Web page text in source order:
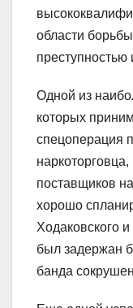
области
Одной из
которых
спецоперация
поставщиков
хорошо
Ходаковского
был задержан
банда